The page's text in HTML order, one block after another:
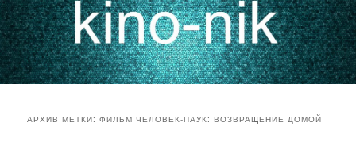
АРХИВ МЕТКИ:ФИЛЬМ ЧЕЛОВЕК-ПАУК: ВОЗВРАЩЕНИЕ ДОМОЙ